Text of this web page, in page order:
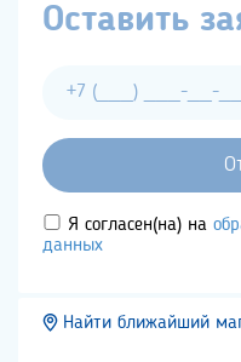
Оставить
Я согласен(на) на
данных
Найти ближайший